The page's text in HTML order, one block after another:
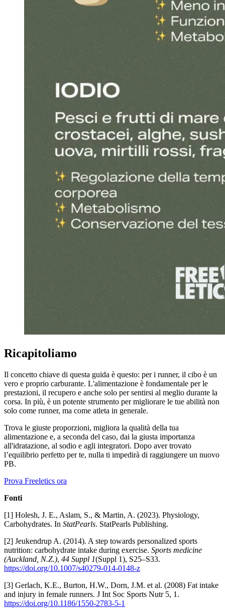
Ricapitoliamo
Il concetto chiave di questa guida è questo: per i runner, il cibo è un
vero e proprio carburante. L'alimentazione è fondamentale per le
prestazioni, il recupero e anche solo per sentirsi al meglio durante la
corsa. In più, è un potente strumento per migliorare le tue abilità non
solo come runner, ma come atleta in generale.
Trova le giuste proporzioni, migliora la qualità della tua
alimentazione e, a seconda del caso, dai la giusta importanza
all'idratazione, al sodio e agli integratori. Dopo aver trovato
l’equilibrio perfetto per te, nulla ti impedirà di raggiungere un nuovo
PB.
Prova Freeletics ora
Fonti
[1] Holesh, J. E., Aslam, S., & Martin, A. (2023). Physiology,
Carbohydrates. In StatPearls. StatPearls Publishing.
[2] Jeukendrup A. (2014). A step towards personalized sports
nutrition: carbohydrate intake during exercise. Sports medicine
(Auckland, N.Z.), 44 Suppl 1(Suppl 1), S25–S33.
https://doi.org/10.1007/s40279-014-0148-z
[3] Gerlach, K.E., Burton, H.W., Dorn, J.M. et al. (2008) Fat intake
and injury in female runners. J Int Soc Sports Nutr 5, 1.
https://doi.org/10.1186/1550-2783-5-1